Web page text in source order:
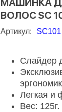
МАШИНКА
ВОЛОС SC
Артикул:
Слайдер
Легкая и
Вес: 125г.